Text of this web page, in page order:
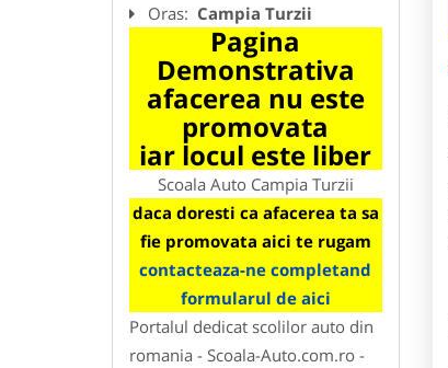
Oras: Campia Turzii
Pagina
Demonstrativa
afacerea nu este
promovata
iar locul este liber
Scoala Auto Campia Turzii
daca doresti ca afacerea ta sa
fie promovata aici te rugam
contacteaza-ne completand
formularul de aici
Portalul dedicat scolilor auto din
romania - Scoala-Auto.com.ro -